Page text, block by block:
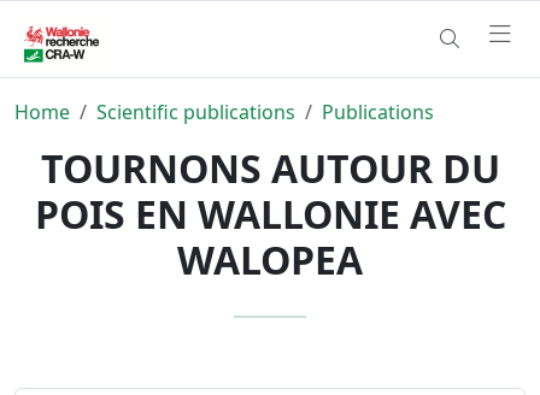
Home Scientific publications Publications
TOURNONS AUTOUR DU
POIS EN WALLONIE AVEC
WALOPEA